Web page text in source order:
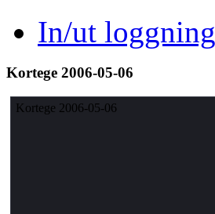
In/ut loggning
Kortege 2006-05-06
Kortege 2006-05-06